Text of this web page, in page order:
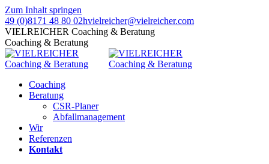
Zum Inhalt springen
49 (0)8171 48 80 02hvielreicher@vielreicher.com
VIELREICHER Coaching & Beratung
Coaching & Beratung
Coaching
Beratung
CSR-Planer
Abfallmanagement
Wir
Referenzen
Kontakt